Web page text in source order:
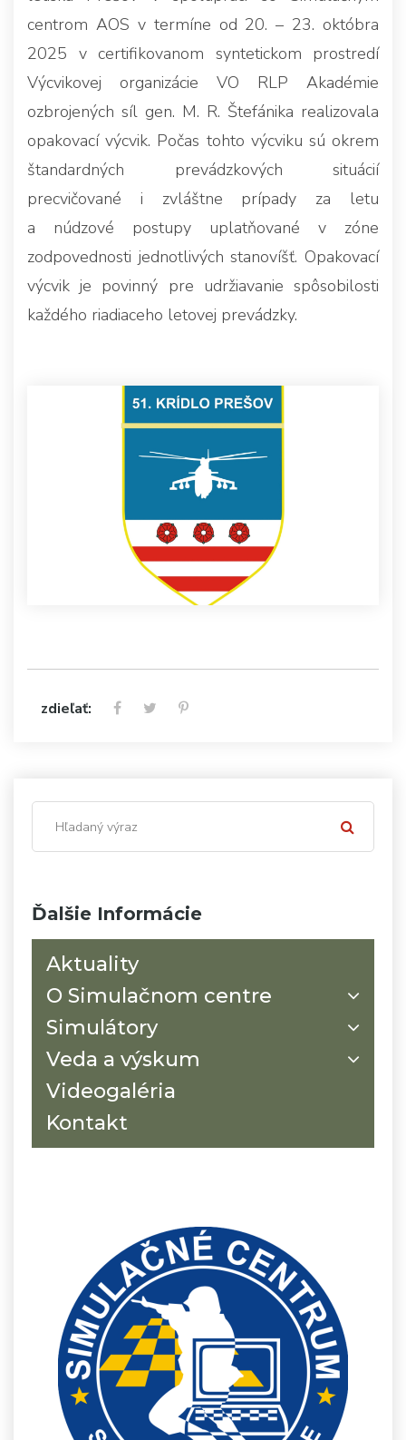
Ďalšie Informácie
Aktuality
O Simulačnom centre
Simulátory
Veda a výskum
Videogaléria
Kontakt
centrom AOS v termíne od 20. – 23. októbra
2025 v certifikovanom syntetickom prostredí
Výcvikovej organizácie VO RLP Akadémie
ozbrojených síl gen. M. R. Štefánika realizovala
opakovací výcvik. Počas tohto výcviku sú okrem
štandardných prevádzkových situácií
precvičované i zvláštne prípady za letu
a núdzové postupy uplatňované v zóne
zodpovednosti jednotlivých stanovíšť. Opakovací
výcvik je povinný pre udržiavanie spôsobilosti
každého riadiaceho letovej prevádzky.
zdieľať: